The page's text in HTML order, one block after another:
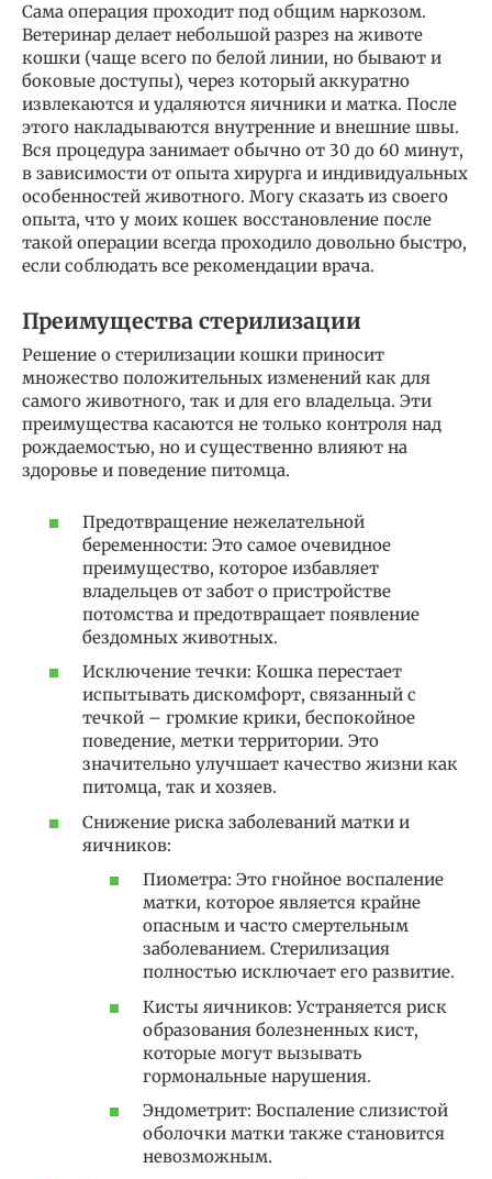
Сама операция проходит под общим наркозом.
Ветеринар делает небольшой разрез на животе
кошки (чаще всего по белой линии, но бывают и
боковые доступы), через который аккуратно
извлекаются и удаляются яичники и матка. После
этого накладываются внутренние и внешние швы.
Вся процедура занимает обычно от 30 до 60 минут,
в зависимости от опыта хирурга и индивидуальных
особенностей животного. Могу сказать из своего
опыта, что у моих кошек восстановление после
такой операции всегда проходило довольно быстро,
если соблюдать все рекомендации врача.
Преимущества стерилизации
Решение о стерилизации кошки приносит
множество положительных изменений как для
самого животного, так и для его владельца. Эти
преимущества касаются не только контроля над
рождаемостью, но и существенно влияют на
здоровье и поведение питомца.
Предотвращение нежелательной
беременности: Это самое очевидное
преимущество, которое избавляет
владельцев от забот о пристройстве
потомства и предотвращает появление
бездомных животных.
Исключение течки: Кошка перестает
испытывать дискомфорт, связанный с
течкой – громкие крики, беспокойное
поведение, метки территории. Это
значительно улучшает качество жизни как
питомца, так и хозяев.
Снижение риска заболеваний матки и
яичников:
Пиометра: Это гнойное воспаление
матки, которое является крайне
опасным и часто смертельным
заболеванием. Стерилизация
полностью исключает его развитие.
Кисты яичников: Устраняется риск
образования болезненных кист,
которые могут вызывать
гормональные нарушения.
Эндометрит: Воспаление слизистой
оболочки матки также становится
невозможным.